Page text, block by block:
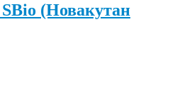
(Новакутан